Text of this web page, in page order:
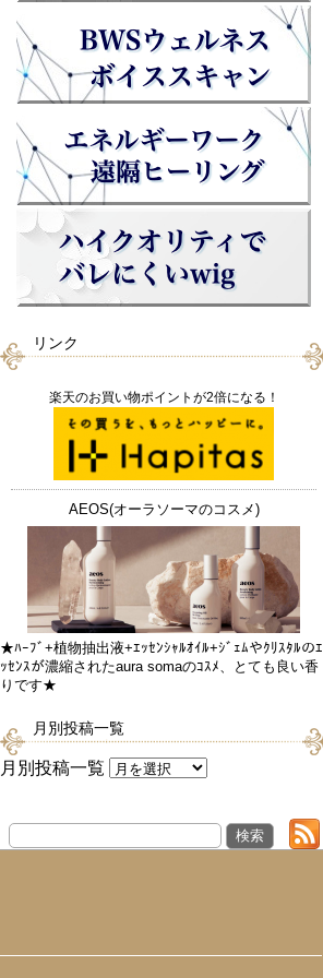
リンク
楽天のお買い物ポイントが2倍になる！
AEOS(オーラソーマのコスメ)
★ﾊｰﾌﾞ+植物抽出液+ｴｯｾﾝｼｬﾙｵｲﾙ+ｼﾞｪﾑやｸﾘｽﾀﾙのｴ
ｯｾﾝｽが濃縮されたaura somaのｺｽﾒ、とても良い香
りです★
月別投稿一覧
月別投稿一覧